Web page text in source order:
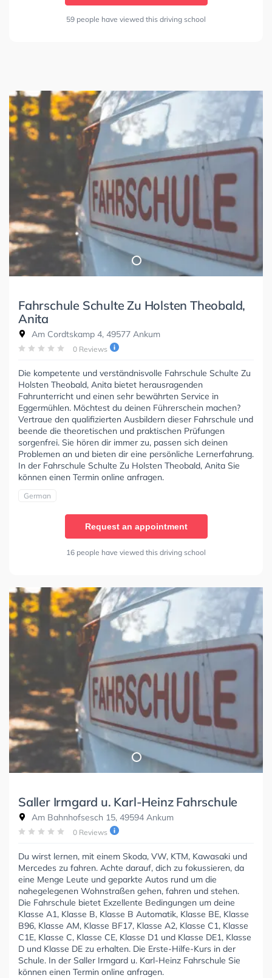
59 people have viewed this driving school
Fahrschule Schulte Zu Holsten Theobald,
Anita
Am Cordtskamp 4, 49577 Ankum
0 Reviews
Die kompetente und verständnisvolle Fahrschule Schulte Zu
Holsten Theobald, Anita bietet herausragenden
Fahrunterricht und einen sehr bewährten Service in
Eggermühlen. Möchtest du deinen Führerschein machen?
Vertraue den qualifizierten Ausbildern dieser Fahrschule und
beende die theoretischen und praktischen Prüfungen
sorgenfrei. Sie hören dir immer zu, passen sich deinen
Problemen an und bieten dir eine persönliche Lernerfahrung.
In der Fahrschule Schulte Zu Holsten Theobald, Anita Sie
können einen Termin online anfragen.
German
Request an appointment
16 people have viewed this driving school
Saller Irmgard u. Karl-Heinz Fahrschule
Am Bahnhofsesch 15, 49594 Ankum
0 Reviews
Du wirst lernen, mit einem Skoda, VW, KTM, Kawasaki und
Mercedes zu fahren. Achte darauf, dich zu fokussieren, da
eine Menge Leute und geparkte Autos rund um die
nahegelegenen Wohnstraßen gehen, fahren und stehen.
Die Fahrschule bietet Exzellente Bedingungen um deine
Klasse A1, Klasse B, Klasse B Automatik, Klasse BE, Klasse
B96, Klasse AM, Klasse BF17, Klasse A2, Klasse C1, Klasse
C1E, Klasse C, Klasse CE, Klasse D1 und Klasse DE1, Klasse
D und Klasse DE zu erhalten. Die Erste-Hilfe-Kurs in der
Schule. In der Saller Irmgard u. Karl-Heinz Fahrschule Sie
können einen Termin online anfragen.